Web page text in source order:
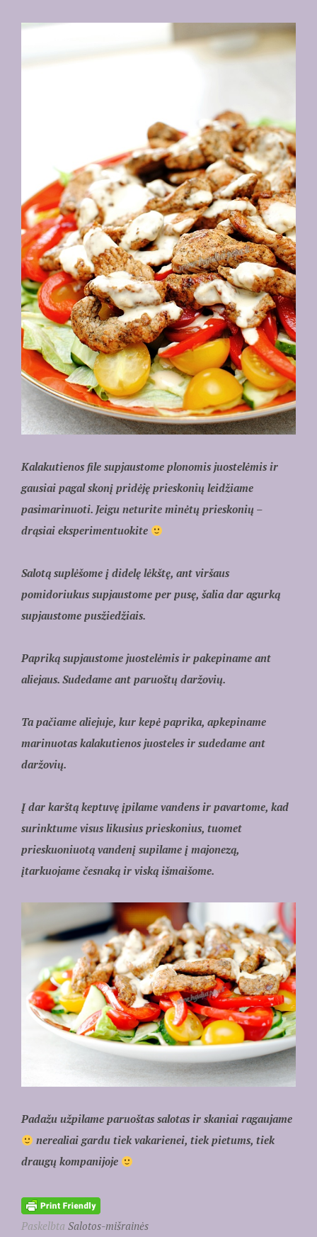
Kalakutienos file supjaustome plonomis juostelėmis ir
gausiai pagal skonį pridėję prieskonių leidžiame
pasimarinuoti. Jeigu neturite minėtų prieskonių –
drąsiai eksperimentuokite
Salotą suplėšome į didelę lėkštę, ant viršaus
pomidoriukus supjaustome per pusę, šalia dar agurką
supjaustome pusžiedžiais.
Papriką supjaustome juostelėmis ir pakepiname ant
aliejaus. Sudedame ant paruoštų daržovių.
Ta pačiame aliejuje, kur kepė paprika, apkepiname
marinuotas kalakutienos juosteles ir sudedame ant
daržovių.
Į dar karštą keptuvę įpilame vandens ir pavartome, kad
surinktume visus likusius prieskonius, tuomet
prieskuoniuotą vandenį supilame į majonezą,
įtarkuojame česnaką ir viską išmaišome.
Padažu užpilame paruoštas salotas ir skaniai ragaujame
nerealiai gardu tiek vakarienei, tiek pietums, tiek
draugų kompanijoje
Paskelbta Salotos-mišrainės